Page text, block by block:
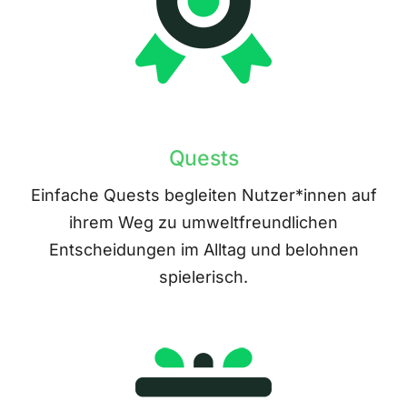
Quests
Einfache Quests begleiten Nutzer*innen auf
ihrem Weg zu umweltfreundlichen
Entscheidungen im Alltag und belohnen
spielerisch.